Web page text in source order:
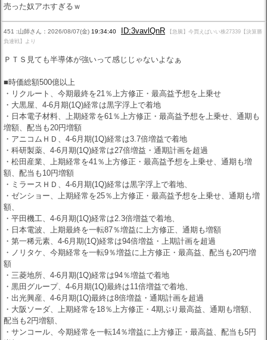
売った奴アホすぎるｗ
451 :山師さん：2026/08/07(金) 19:34:40 ID:3vavlQnR
【急騰】今買えばいい株27339【決算勝
負連戦】より
ＰＴＳ見ても半導体が強いって感じじゃないよなぁ
■時価総額500億以上
・リクルート、今期最終を21％上方修正・最高益予想を上乗せ
・大黒屋、4-6月期(1Q)経常は黒字浮上で着地
・日本電子材料、上期経常を61％上方修正・最高益予想を上乗せ、通期も
増額、配当も20円増額
・アニコムＨＤ、4-6月期(1Q)経常は3.7倍増益で着地
・科研製薬、4-6月期(1Q)経常は27倍増益・通期計画を超過
・松田産業、上期経常を41％上方修正・最高益予想を上乗せ、通期も増
額、配当も10円増額
・ミラースＨＤ、4-6月期(1Q)経常は黒字浮上で着地、
・ゼンショー、上期経常を25％上方修正・最高益予想を上乗せ、通期も増
額、
・平田機工、4-6月期(1Q)経常は2.3倍増益で着地、
・日本電波、上期最終を一転87％増益に上方修正、通期も増額
・第一稀元素、4-6月期(1Q)経常は94倍増益・上期計画を超過
・ノリタケ、今期経常を一転9％増益に上方修正・最高益、配当も20円増
額
・三菱地所、4-6月期(1Q)経常は94％増益で着地
・黒田グループ、4-6月期(1Q)最終は11倍増益で着地、
・出光興産、4-6月期(1Q)最終は8倍増益・通期計画を超過
・大阪ソーダ、上期経常を18％上方修正・4期ぶり最高益、通期も増額、
配当も2円増額、
・サンコール、今期経常を一転14％増益に上方修正・最高益、配当も5円